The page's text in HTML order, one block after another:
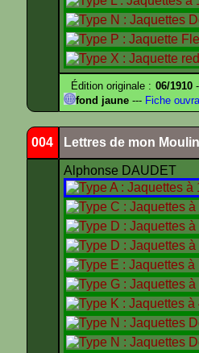
Édition originale : 06/1910
fond jaune --- Fiche
004 Lettres de mon Moulin
Alphonse DAUDET